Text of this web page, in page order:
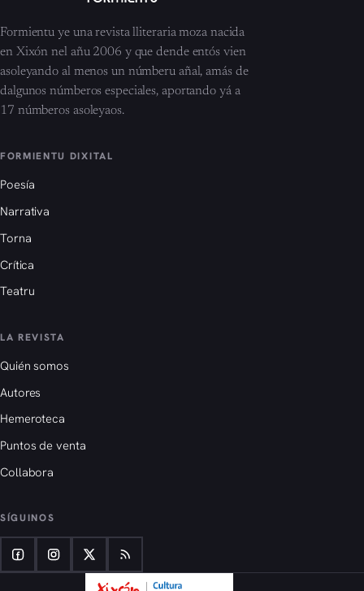
Formientu ye una revista lliteraria moza nacida
en Xixón nel añu 2006 y que dende entós vien
asoleyando al menos un númberu añal, amás de
dalgunos númberos especiales, aportando yá a
17 númberos asoleyaos.
FORMIENTU DIXITAL
Poesía
Narrativa
Torna
Crítica
Teatru
LA REVISTA
Quién somos
Autores
Hemeroteca
Puntos de venta
Collabora
SÍGUINOS